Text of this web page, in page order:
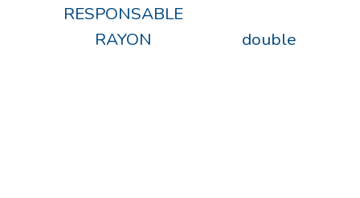
RESPONSABLE
RAYON
double